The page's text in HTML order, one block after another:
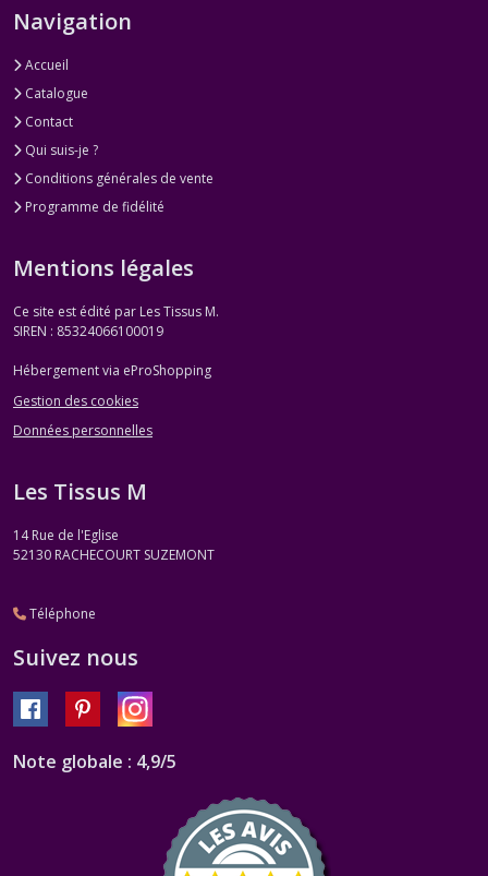
Navigation
Accueil
Catalogue
Contact
Qui suis-je ?
Conditions générales de vente
Programme de fidélité
Mentions légales
Ce site est édité par Les Tissus M.
SIREN : 85324066100019
Hébergement via eProShopping
Gestion des cookies
Données personnelles
Les Tissus M
14 Rue de l'Eglise
52130 RACHECOURT SUZEMONT
Téléphone
Suivez nous
Note globale : 4,9/5